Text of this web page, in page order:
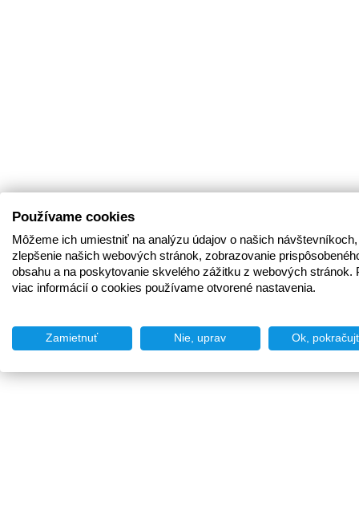
Používame cookies
Môžeme ich umiestniť na analýzu údajov o našich
zlepšenie našich webových stránok, zobrazovanie
obsahu a na poskytovanie skvelého zážitku z webových stránok.
viac informácií o cookies používame otvorené nastavenia.
Zamietnuť Nie, uprav Ok,